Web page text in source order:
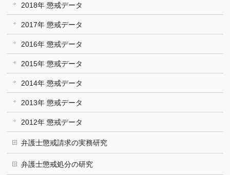
2018年 懲戒データ
2017年 懲戒データ
2016年 懲戒データ
2015年 懲戒データ
2014年 懲戒データ
2013年 懲戒データ
2012年 懲戒データ
弁護士懲戒請求の実務研究
弁護士懲戒処分の研究